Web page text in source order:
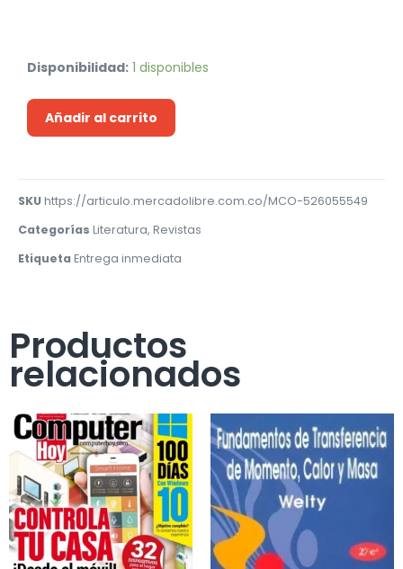
Disponibilidad: 1 disponibles
Añadir al carrito
SKUhttps://articulo.mercadolibre.com.co/MCO-526055549
Categorías Literatura, Revistas
EtiquetaEntrega inmediata
Productos
relacionados